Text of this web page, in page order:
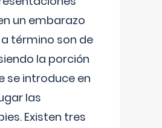
un embarazo
término son de
la porción
se introduce en
las
Existen tres